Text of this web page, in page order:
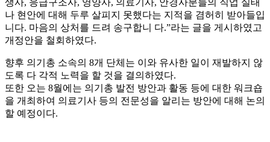
생사, 응급구조사, 영양사, 의료기사, 안경사분들의 직업 실태
나 현안에 대해 두루 살피지 못했다는 지적을 겸허히 받아들입
니다. 마음의 상처를 드려 송구합니 다.”라는 글을 게시하였고
개정안을 철회하였다.
향후 의기총 소속의 8개 단체는 이와 유사한 일이 재발하지 않
도록 다 각적 노력을 할 것을 결의하였다.
또한 오는 8월에는 의기총 발전 방안과 활동 등에 대한 워크숍
을 개최하여 의료기사 등의 전문성을 알리는 방안에 대해 논의
할 예정이다.